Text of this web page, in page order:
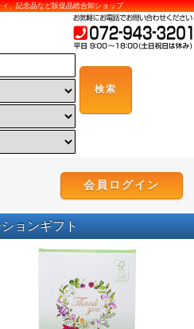
、記念品など販促品総合卸ショップ
会員ログイン
ョンギフト